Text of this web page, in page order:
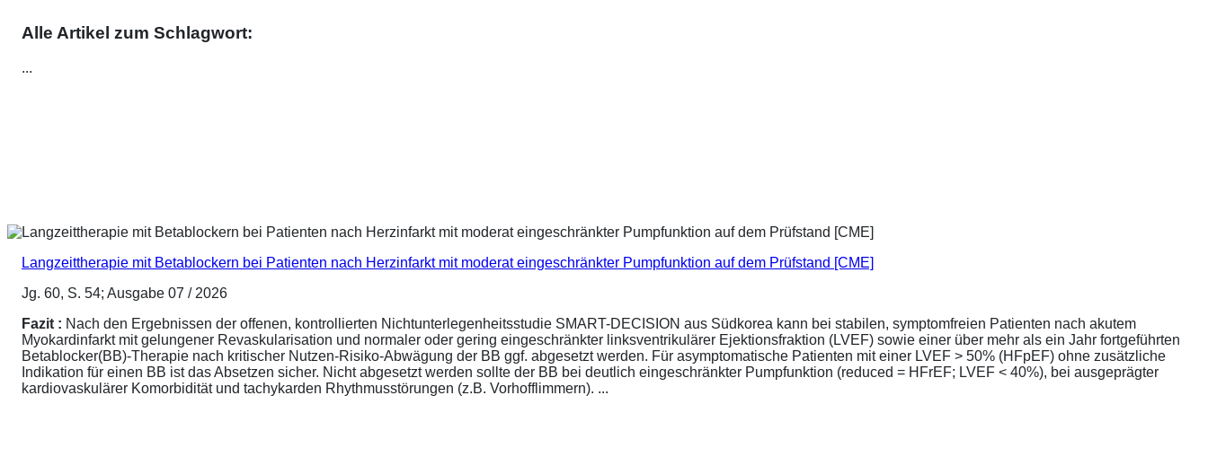
Alle Artikel zum Schlagwort:
...
Langzeittherapie mit Betablockern bei Patienten nach Herzinfarkt mit moderat eingeschränkter Pumpfunktion auf dem Prüfstand [CME]
Jg. 60, S. 54; Ausgabe 07 / 2026
Fazit : Nach den Ergebnissen der offenen, kontrollierten Nichtunterlegenheitsstudie SMART-DECISION aus Südkorea kann bei stabilen, symptomfreien Patienten nach akutem
Myokardinfarkt mit gelungener Revaskularisation und normaler oder gering eingeschränkter linksventrikulärer Ejektionsfraktion (LVEF) sowie einer über mehr als ein Jahr fortgeführten
Betablocker(BB)-Therapie nach kritischer Nutzen-Risiko-Abwägung der BB ggf. abgesetzt werden. Für asymptomatische Patienten mit einer LVEF > 50% (HFpEF) ohne zusätzliche
Indikation für einen BB ist das Absetzen sicher. Nicht abgesetzt werden sollte der BB bei deutlich eingeschränkter Pumpfunktion (reduced = HFrEF; LVEF < 40%), bei ausgeprägter
kardiovaskulärer Komorbidität und tachykarden Rhythmusstörungen (z.B. Vorhofflimmern). ...